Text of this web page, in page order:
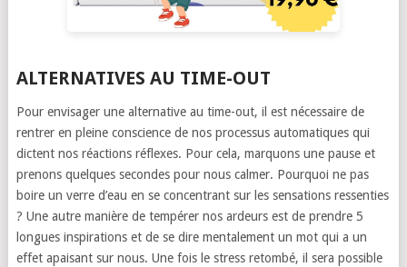
ALTERNATIVES AU TIME-OUT
Pour envisager une alternative au time-out, il est nécessaire de
rentrer en pleine conscience de nos processus automatiques qui
dictent nos réactions réflexes. Pour cela, marquons une pause et
prenons quelques secondes pour nous calmer. Pourquoi ne pas
boire un verre d’eau en se concentrant sur les sensations ressenties
? Une autre manière de tempérer nos ardeurs est de prendre 5
longues inspirations et de se dire mentalement un mot qui a un
effet apaisant sur nous. Une fois le stress retombé, il sera possible